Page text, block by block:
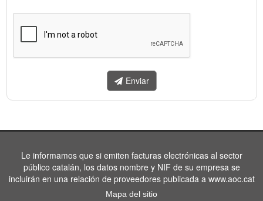
enviar.
Enviar
Le informamos que si emiten facturas electrónicas al sector
público catalán, los datos nombre y NIF de su empresa se
incluirán en una relación de proveedores publicada a www.aoc.cat
Mapa del sitio